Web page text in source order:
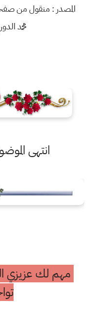
المصدر : منقول من
محمد
انتهى
مهم لك عزيزي